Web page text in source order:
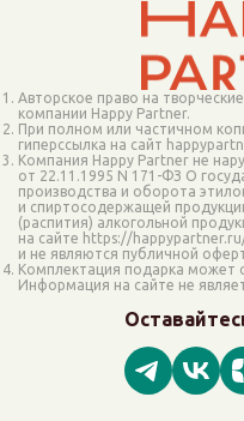
Авторское право на
компании Happy Partner.
При полном или частичном
гиперссылка на сайт
Компания Happy Partner не
от 22.11.1995 N 171-ФЗ О
производства и оборота
и спиртосодержащей
(распития) алкогольной
на сайте https://
и не являются публичной
Комплектация подарка может
Информация на сайте не